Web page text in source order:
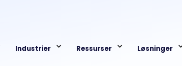
Industrier Ressurser Løsninger